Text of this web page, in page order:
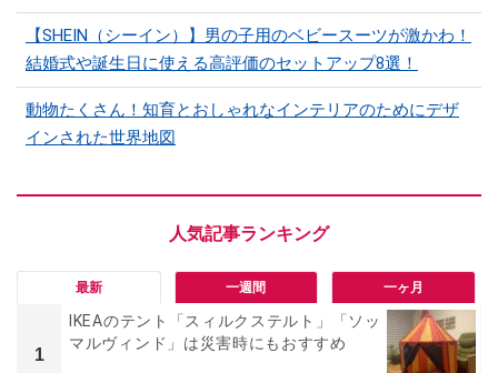
【SHEIN（シーイン）】男の子用のベビースーツが激かわ！
結婚式や誕生日に使える高評価のセットアップ8選！
動物たくさん！知育とおしゃれなインテリアのためにデザ
インされた世界地図
最新 一週間 一ヶ月
1
IKEAのテント「スィルクステルト」「ソッ
マルヴィンド」は災害時にもおすすめ